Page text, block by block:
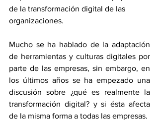
de la transformación digital de las
organizaciones.
Mucho se ha hablado de la adaptación
de herramientas y culturas digitales por
parte de las empresas, sin embargo, en
los últimos años se ha empezado una
discusión sobre ¿qué es realmente la
transformación digital? y si ésta afecta
de la misma forma a todas las empresas.